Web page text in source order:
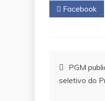
Facebook
de
PGM
seletivo do